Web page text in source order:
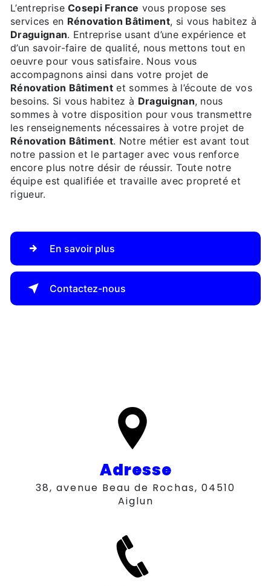
L’entrepriseCosepi France vous propose ses
services en Rénovation Bâtiment, si vous habitez à
Draguignan. Entreprise usant d’une expérience et
d’un savoir-faire de qualité, nous mettons tout en
oeuvre pour vous satisfaire. Nous vous
accompagnons ainsi dans votre projet de
Rénovation Bâtiment et sommes à l’écoute de vos
besoins. Si vous habitez à Draguignan, nous
sommes à votre disposition pour vous transmettre
les renseignements nécessaires à votre projet de
Rénovation Bâtiment. Notre métier est avant tout
notre passion et le partager avec vous renforce
encore plus notre désir de réussir. Toute notre
équipe est qualifiée et travaille avec propreté et
rigueur.
En savoir plus
Contactez-nous
Adresse
38, avenue Beau de Rochas, 04510
Aiglun